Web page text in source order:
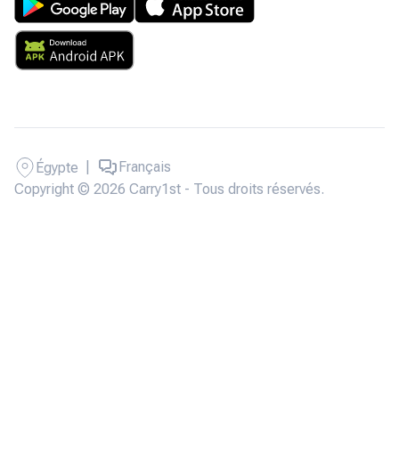
Copyright © 2026 Carry1st - Tous droits réservés.
Égypte Français